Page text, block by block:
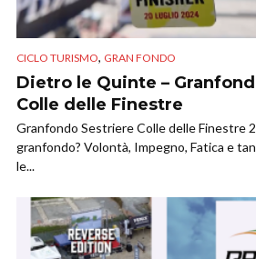
CICLO TURISMO, GRAN FONDO
Dietro le Quinte –
Colle delle Finestre
Granfondo Sestriere Colle delle Finestre
granfondo? Volontà, Impegno, Fatica e
le...